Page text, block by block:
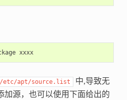
xxxx
/etc/apt/source.list
中,导致无
加源，也可以使用下面给出的